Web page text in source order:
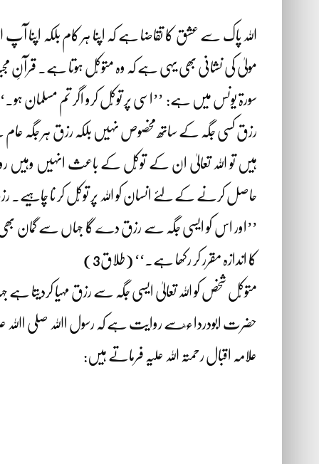
ﷲ پاک سے عشق کا تقاضا ہے کہ اپنا ہر کام بلکہ اپنا آپ
مولیٰ کی نشانی بھی یہی ہے کہ وہ متوکّل ہوتا ہے۔ قرآنِ
سورۃ یونس میں ہے: ’’اسی پر توکّل کرو اگر تم مسلمان
رزق کسی جگہ کے ساتھ مخصوص نہیں بلکہ رزق ہر جگہ
ہیں تو اللہ تعالیٰ ان کے توکّل کے باعث انہیں وہیں
حاصل کرنے کے لئے انسان کو اللہ پر توکّل کر نا
’’اور اس کو ایسی جگہ سے رزق دے گا جہاں سے گمان بھی
کا اندازہ مقرر کر رکھا ہے۔‘‘ (طلاق3)
متوکّل شخص کو اللہ تعالیٰ ایسی جگہ سے رزق مہیا
حضرت ابودرداء ؓسے روایت ہے کہ رسول اﷲ صلی اﷲ
علامہ اقبال رحمتہ اللہ علیہ فرماتے ہیں: